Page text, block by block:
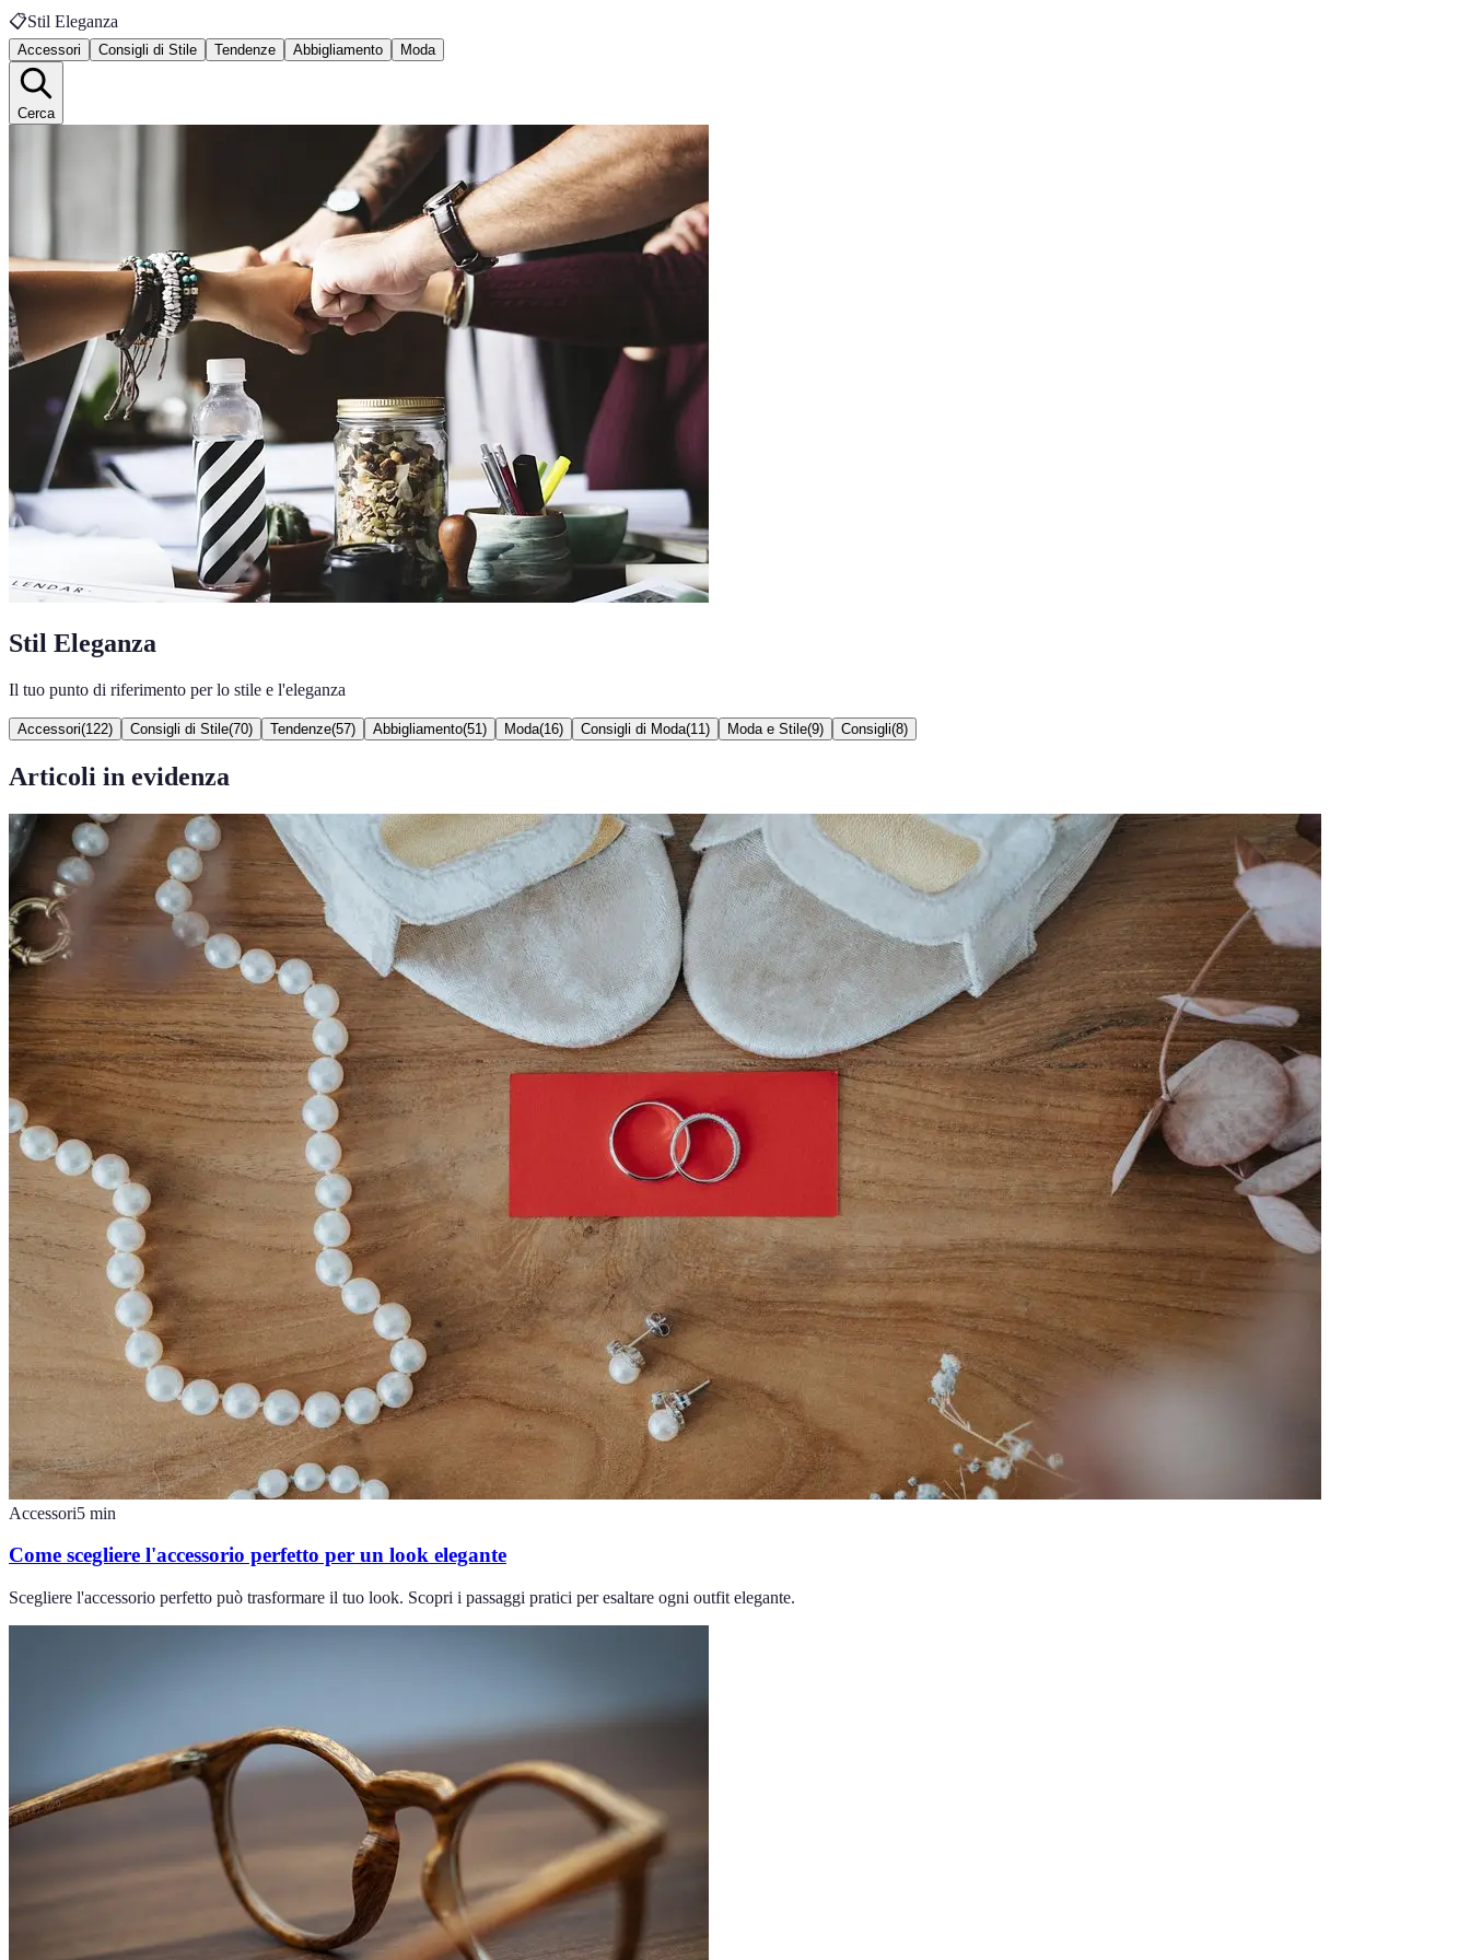
📋Stil Eleganza
Accessori Consigli di Stile Tendenze Abbigliamento Moda
Cerca
Stil Eleganza
Il tuo punto di riferimento per lo stile e l'eleganza
Accessori(122) Consigli di Stile(70) Tendenze(57) Abbigliamento(51 ) Moda(16) Consigli di Moda(11 ) Moda e Stile(9) Consigli(8)
Articoli in evidenza
Accessori5 min
Come scegliere l'accessorio perfetto per un look elegante
Scegliere l'accessorio perfetto può trasformare il tuo look. Scopri i passaggi pratici per esaltare ogni outfit elegante.